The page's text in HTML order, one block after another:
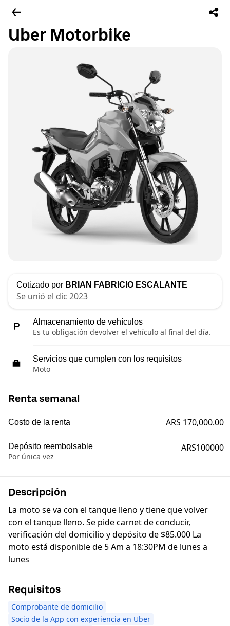
Uber Motorbike
Cotizado por BRIAN FABRICIO ESCALANTE
Se unió el dic 2023
Almacenamiento de vehículos
Es tu obligación devolver el vehículo al final del día.
Servicios que cumplen con los requisitos
Moto
Renta semanal
Costo de la renta ARS 170,000.00
Depósito reembolsable
Por única vez
ARS100000
Descripción
La moto se va con el tanque lleno y tiene que volver
con el tanque lleno. Se pide carnet de conducir,
verificación del domicilio y depósito de $85.000 La
moto está disponible de 5 Am a 18:30PM de lunes a
lunes
Requisitos
Comprobante de domicilio
Socio de la App con experiencia en Uber